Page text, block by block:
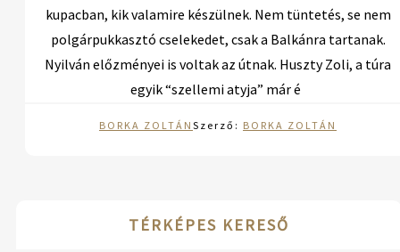
kupacban, kik valamire készülnek. Nem tüntetés, se nem
polgárpukkasztó cselekedet, csak a Balkánra tartanak.
Nyilván előzményei is voltak az útnak. Huszty Zoli, a túra
egyik “szellemi atyja” már é
BORKA ZOLTÁN Szerző: BORKA ZOLTÁN
TÉRKÉPES KERESŐ